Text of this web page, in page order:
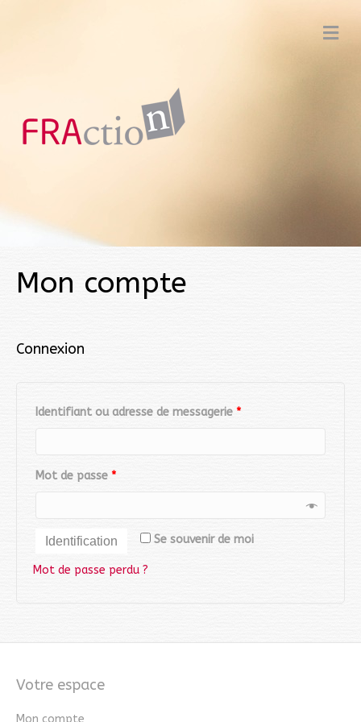
M
e
Mon compte
Connexion
Identifiant ou adresse de messagerie *
Mot de passe *
Se souvenir de moi
Identification
Mot de passe perdu ?
Votre espace
Mon compte